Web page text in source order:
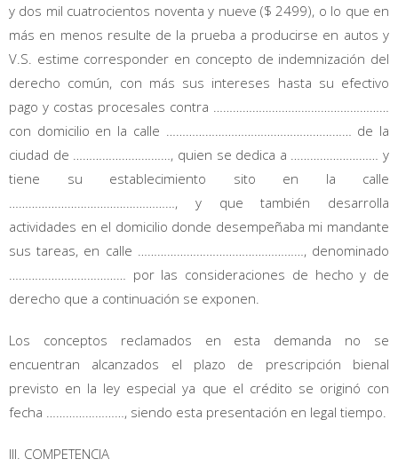
y dos mil cuatrocientos noventa y nueve ($ 2499), o lo que en
más en menos resulte de la prueba a producirse en autos y
V.S. estime corresponder en concepto de indemnización del
derecho común, con más sus intereses hasta su efectivo
pago y costas procesales contra ………………………………………………
con domicilio en la calle ………………………………………………… de la
ciudad de …………………………, quien se dedica a ……………………… y
tiene su establecimiento sito en la calle
……………………………………………, y que también desarrolla
actividades en el domicilio donde desempeñaba mi mandante
sus tareas, en calle ……………………………………………, denominado
……………………………… por las consideraciones de hecho y de
derecho que a continuación se exponen.
Los conceptos reclamados en esta demanda no se
encuentran alcanzados el plazo de prescripción bienal
previsto en la ley especial ya que el crédito se originó con
fecha ……………………, siendo esta presentación en legal tiempo.
III. COMPETENCIA